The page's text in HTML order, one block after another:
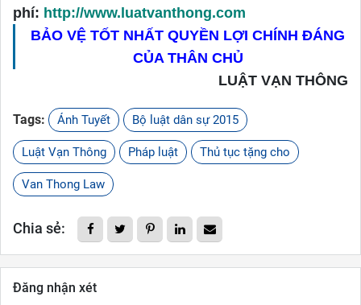
phí: http://www.luatvanthong.com
BẢO VỆ TỐT NHẤT QUYỀN LỢI CHÍNH ĐÁNG
CỦA THÂN CHỦ
LUẬT VẠN THÔNG
Tags: Ánh Tuyết Bộ luật dân sự 2015
Luật Vạn Thông Pháp luật Thủ tục tặng cho
Van Thong Law
Chia sẻ:
Đăng nhận xét